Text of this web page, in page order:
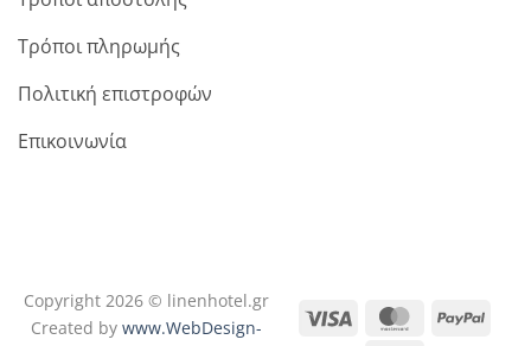
Τρόποι πληρωμής
Πολιτική επιστροφών
Επικοινωνία
Visa MasterCard
Copyright 2026 © linenhotel.gr
Created bywww.WebDesign-